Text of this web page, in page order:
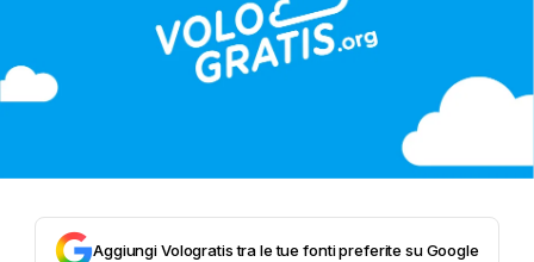
Aggiungi Vologratis tra le tue fonti preferite su Google